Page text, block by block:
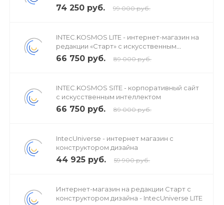
искусственным интеллектом
74 250 руб. 99 000 руб.
INTEC.KOSMOS LITE - интернет-магазин на
редакции «Старт» с искусственным
интеллектом
66 750 руб. 89 000 руб.
INTEC.KOSMOS SITE - корпоративный сайт
с искусственным интеллектом
66 750 руб. 89 000 руб.
IntecUniverse - интернет магазин с
конструктором дизайна
44 925 руб. 59 900 руб.
Интернет-магазин на редакции Старт с
конструктором дизайна - IntecUniverse LITE